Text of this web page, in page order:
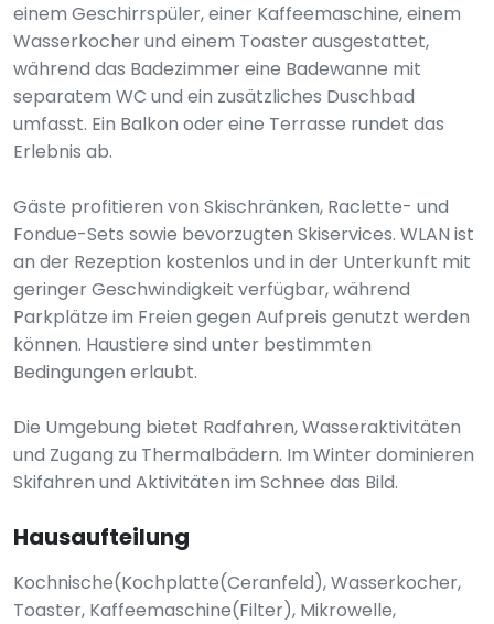
einem Geschirrspüler, einer Kaffeemaschine, einem
Wasserkocher und einem Toaster ausgestattet,
während das Badezimmer eine Badewanne mit
separatem WC und ein zusätzliches Duschbad
umfasst. Ein Balkon oder eine Terrasse rundet das
Erlebnis ab.
Gäste profitieren von Skischränken, Raclette- und
Fondue-Sets sowie bevorzugten Skiservices. WLAN ist
an der Rezeption kostenlos und in der Unterkunft mit
geringer Geschwindigkeit verfügbar, während
Parkplätze im Freien gegen Aufpreis genutzt werden
können. Haustiere sind unter bestimmten
Bedingungen erlaubt.
Die Umgebung bietet Radfahren, Wasseraktivitäten
und Zugang zu Thermalbädern. Im Winter dominieren
Skifahren und Aktivitäten im Schnee das Bild.
Hausaufteilung
Kochnische(Kochplatte(Ceranfeld), Wasserkocher,
Toaster, Kaffeemaschine(Filter), Mikrowelle,